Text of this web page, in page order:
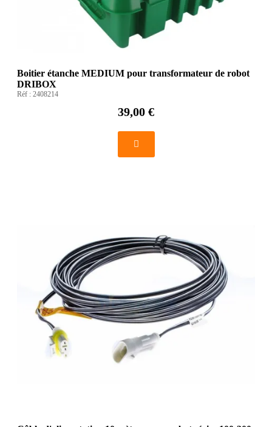
Boitier étanche MEDIUM pour transformateur de robot
DRIBOX
Réf : 2408214
39,00 €